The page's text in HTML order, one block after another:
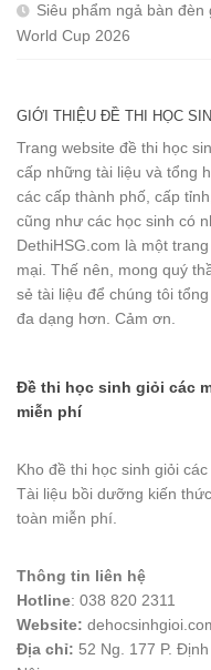
Siêu phẩm ngả bàn
World Cup 2026
GIỚI THIỆU ĐỀ THI HỌC
Trang website đề thi học
cấp những tài liệu và tổng
các cấp thành phố, cấp
cũng như các học sinh có
DethiHSG.com là một
mại. Thế nên, mong quý
sẻ tài liệu để chúng tôi
đa dạng hơn. Cảm ơn.
Đề thi học sinh giỏi các
miễn phí
Kho đề thi học sinh giỏi
Tài liệu bồi dưỡng kiến
toàn miễn phí.
Thông tin liên hệ
Hotline: 038 820 2311
Website:
Địa chỉ: 52 Ng. 177 P.